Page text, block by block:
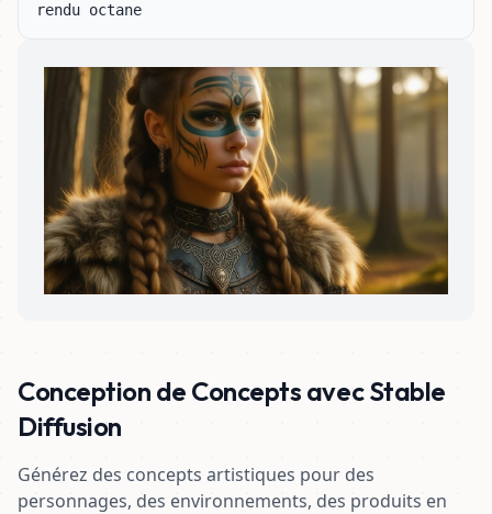
rendu octane
Conception de Concepts avec Stable
Diffusion
Générez des concepts artistiques pour des
personnages, des environnements, des produits en